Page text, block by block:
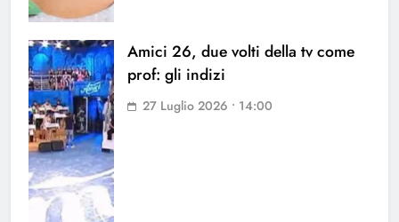
Amici 26, due volti della tv come
prof: gli indizi
27 Luglio 2026 • 14:00